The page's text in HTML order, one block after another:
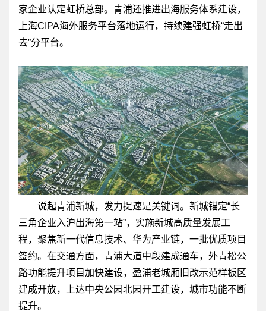
家企业认定虹桥总部。青浦还推进出海服务体系建设，
上海CIPA海外服务平台落地运行，持续建强虹桥“走出
去”分平台。
说起青浦新城，发力提速是关键词。新城锚定“长
三角企业入沪出海第一站”，实施新城高质量发展工
程，聚焦新一代信息技术、华为产业链，一批优质项目
签约。在交通方面，青浦大道中段建成通车，外青松公
路功能提升项目加快建设，盈浦老城厢旧改示范样板区
建成开放，上达中央公园北园开工建设，城市功能不断
提升。